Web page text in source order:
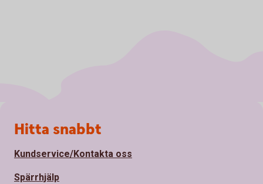
Sidfot
Hitta snabbt
Kundservice/Kontakta oss
Spärrhjälp